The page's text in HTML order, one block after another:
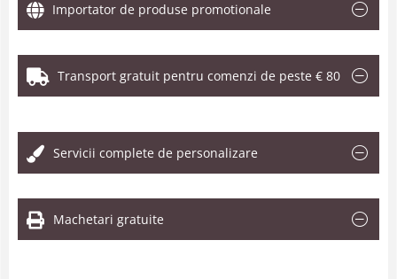
Importator de produse promotionale
Transport gratuit pentru comenzi de peste € 80
Servicii complete de personalizare
Machetari gratuite